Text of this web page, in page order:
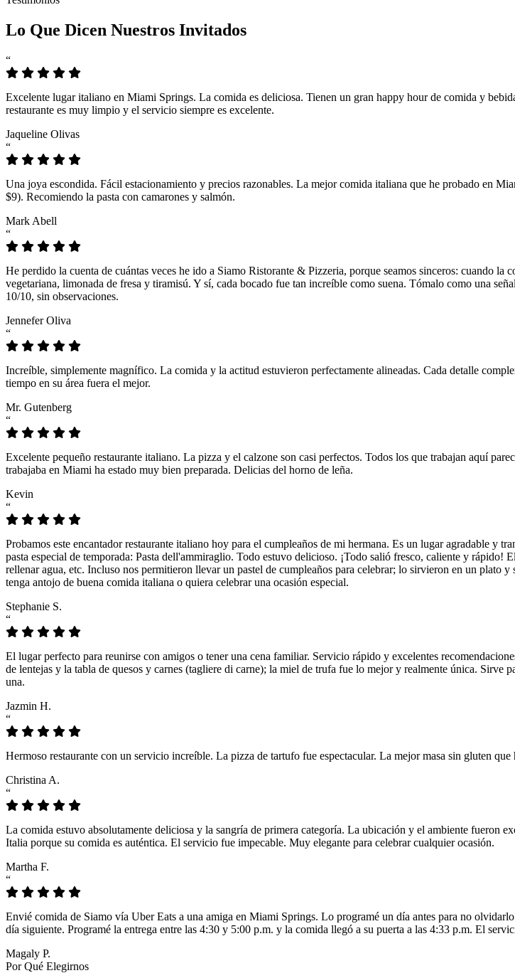
Lo Que Dicen Nuestros Invitados
“
Excelente lugar italiano en Miami Springs. La comida es deliciosa. Tienen un gran happy hour de comida y
restaurante es muy limpio y el servicio siempre es excelente.
Jaqueline Olivas
“
Una joya escondida. Fácil estacionamiento y precios razonables. La mejor comida italiana que he probado en
$9). Recomiendo la pasta con camarones y salmón.
Mark Abell
“
He perdido la cuenta de cuántas veces he ido a Siamo Ristorante & Pizzeria, porque seamos sinceros: cuando
vegetariana, limonada de fresa y tiramisú. Y sí, cada bocado fue tan increíble como suena. Tómalo como una
10/10, sin observaciones.
Jennefer Oliva
“
Increíble, simplemente magnífico. La comida y la actitud estuvieron perfectamente alineadas. Cada detalle
tiempo en su área fuera el mejor.
Mr. Gutenberg
“
Excelente pequeño restaurante italiano. La pizza y el calzone son casi perfectos. Todos los que trabajan aquí
trabajaba en Miami ha estado muy bien preparada. Delicias del horno de leña.
Kevin
“
Probamos este encantador restaurante italiano hoy para el cumpleaños de mi hermana. Es un lugar agradable y
pasta especial de temporada: Pasta dell'ammiraglio. Todo estuvo delicioso. ¡Todo salió fresco, caliente y
rellenar agua, etc. Incluso nos permitieron llevar un pastel de cumpleaños para celebrar; lo sirvieron en un plato
tenga antojo de buena comida italiana o quiera celebrar una ocasión especial.
Stephanie S.
“
El lugar perfecto para reunirse con amigos o tener una cena familiar. Servicio rápido y excelentes
de lentejas y la tabla de quesos y carnes (tagliere di carne); la miel de trufa fue lo mejor y realmente única. Sirve
una.
Jazmin H.
“
Hermoso restaurante con un servicio increíble. La pizza de tartufo fue espectacular. La mejor masa sin gluten que
Christina A.
“
La comida estuvo absolutamente deliciosa y la sangría de primera categoría. La ubicación y el ambiente fueron
Italia porque su comida es auténtica. El servicio fue impecable. Muy elegante para celebrar cualquier ocasión.
Martha F.
“
Envié comida de Siamo vía Uber Eats a una amiga en Miami Springs. Lo programé un día antes para no
día siguiente. Programé la entrega entre las 4:30 y 5:00 p.m. y la comida llegó a su puerta a las 4:33 p.m. El
Magaly P.
Por Qué Elegirnos